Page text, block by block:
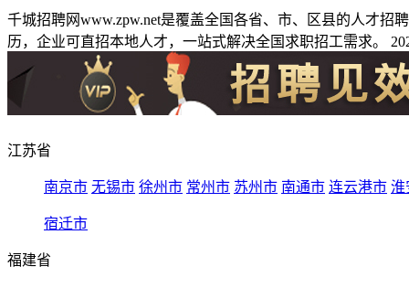
千城招聘网www.zpw.net是覆盖全国各省、市、区县的人才
历，企业可直招本地人才，一站式解决全国求职招工需求。
江苏省
南京市 无锡市 徐州市 常州市 苏州市 南通市 连云港市 淮
宿迁市
福建省